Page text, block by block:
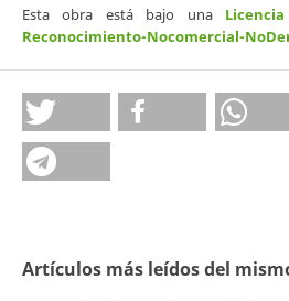
Esta obra está bajo una
Reconocimiento-Nocomercial-
Artículos más leídos del